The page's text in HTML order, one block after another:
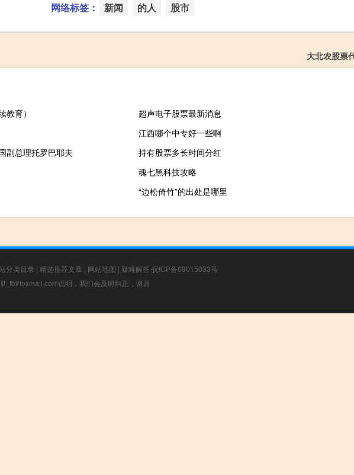
网络标签： 新闻 的人 股市
大北农股票
育）
超声电子股票最新消息
江西哪个中专好一些啊
副总理托罗巴耶夫
持有股票多长时间分红
魂七黑科技攻略
“边松倚竹”的出处是哪里
分类目录 | 精选推荐文章 | 网站地图 | 疑难解答 皖ICP备09015033号
说明，我们会及时纠正，谢谢